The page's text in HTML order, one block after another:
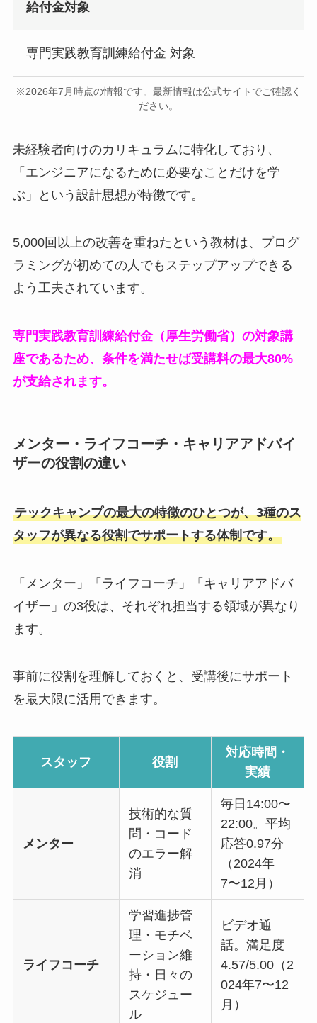
給付金対象
専門実践教育訓練給付金 対象
※2026年7月時点の情報です。最新情報は公式サイトでご確認く
ださい。
未経験者向けのカリキュラムに特化しており、
「エンジニアになるために必要なことだけを学
ぶ」という設計思想が特徴です。
5,000回以上の改善を重ねたという教材は、プログ
ラミングが初めての人でもステップアップできる
よう工夫されています。
専門実践教育訓練給付金（厚生労働省）の対象講
座であるため、条件を満たせば受講料の最大80%
が支給されます。
メンター・ライフコーチ・キャリアアドバイ
ザーの役割の違い
テックキャンプの最大の特徴のひとつが、3種のス
タッフが異なる役割でサポートする体制です。
「メンター」「ライフコーチ」「キャリアアドバ
イザー」の3役は、それぞれ担当する領域が異なり
ます。
事前に役割を理解しておくと、受講後にサポート
を最大限に活用できます。
スタッフ 役割
対応時間・
実績
メンター
技術的な質
問・コード
のエラー解
消
毎日14:00〜
22:00。平均
応答0.97分
（2024年
7〜12月）
ライフコーチ
学習進捗管
理・モチベ
ーション維
持・日々の
スケジュー
ル
ビデオ通
話。満足度
4.57/5.00（2
024年7〜12
月）